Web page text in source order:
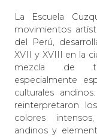
La Escuela
movimientos
del Perú,
XVII y XVIII en la
mezcla de
especialmente
culturales
reinterpretaron
colores
andinos y